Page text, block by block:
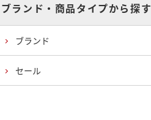
ブランド・商品タイプから探す
ブランド
セール